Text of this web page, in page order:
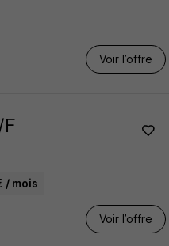
Voir l’offre
/ mois
Voir l’offre